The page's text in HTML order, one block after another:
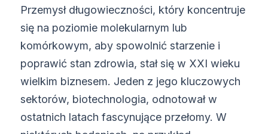
Przemysł długowieczności, który koncentruje
się na poziomie molekularnym lub
komórkowym, aby spowolnić starzenie i
poprawić stan zdrowia, stał się w XXI wieku
wielkim biznesem. Jeden z jego kluczowych
sektorów, biotechnologia, odnotował w
ostatnich latach fascynujące przełomy. W